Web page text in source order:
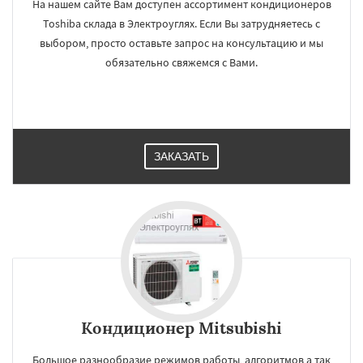
Работаем по
×
На нашем сайте Вам доступен ассортимент кондиционеров
Toshiba склада в Электроуглях. Если Вы затрудняетесь с
выбором, просто оставьте запрос на консультацию и мы
обязательно свяжемся с Вами.
ЗАКАЗАТЬ
Кондиционер Mitsubishi
Большое разнообразие режимов работы, алгоритмов а так
УЗНАТЬ ПОДРОБНЕЕ